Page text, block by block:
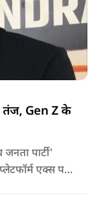
तंज, Gen Z के
एक्स पर